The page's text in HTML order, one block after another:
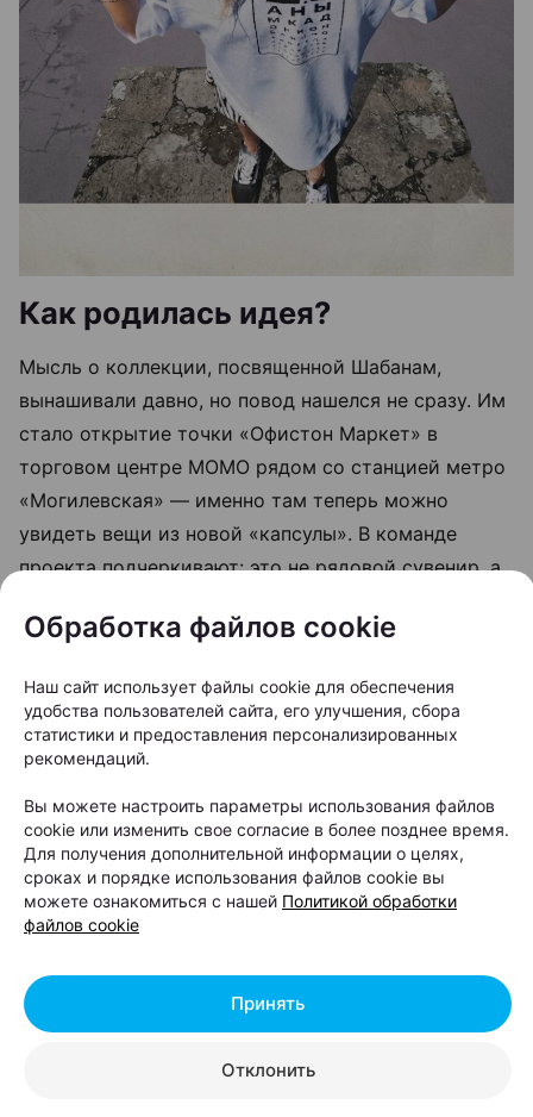
Как родилась идея?
Мысль о коллекции, посвященной Шабанам,
вынашивали давно, но повод нашелся не сразу. Им
стало открытие точки «Офистон Маркет» в
торговом центре МОМО рядом со станцией метро
«Могилевская» — именно там теперь можно
увидеть вещи из новой «капсулы». В команде
проекта подчеркивают: это не рядовой сувенир, а
«В каждом городе есть места,
которые попадают на открытки. И
Обработка файлов cookie
Наш сайт использует файлы cookie для обеспечения
удобства пользователей сайта, его улучшения, сбора
статистики и предоставления персонализированных
рекомендаций.
Вы можете настроить параметры использования файлов
cookie или изменить свое согласие в более позднее время.
Для получения дополнительной информации о целях,
сроках и порядке использования файлов cookie вы
можете ознакомиться с нашей Политикой обработки
файлов cookie
Отклонить
Принять